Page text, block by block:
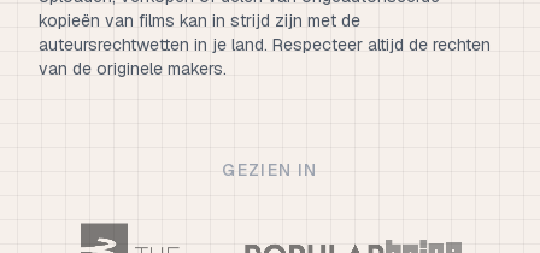
kopieën van films kan in strijd zijn met de
auteursrechtwetten in je land. Respecteer altijd de rechten
van de originele makers.
GEZIEN IN